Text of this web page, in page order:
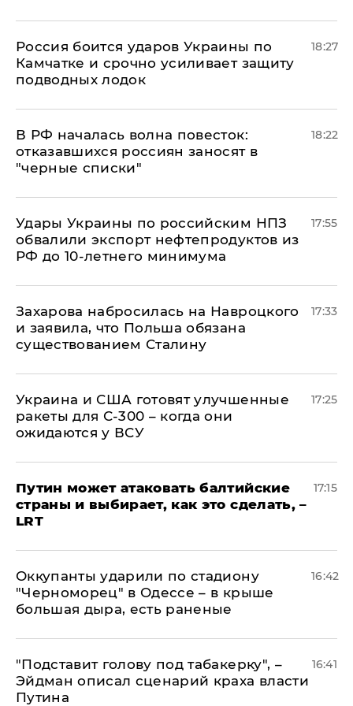
Россия боится ударов Украины по
Камчатке и срочно усиливает защиту
подводных лодок
18:27
​В РФ началась волна повесток:
отказавшихся россиян заносят в
"черные списки"
18:22
Удары Украины по российским НПЗ
обвалили экспорт нефтепродуктов из
РФ до 10-летнего минимума
17:55
​Захарова набросилась на Навроцкого
и заявила, что Польша обязана
существованием Сталину
17:33
Украина и США готовят улучшенные
ракеты для С-300 – когда они
ожидаются у ВСУ
17:25
Путин может атаковать балтийские
страны и выбирает, как это сделать, –
LRT
17:15
Оккупанты ударили по стадиону
"Черноморец" в Одессе – в крыше
большая дыра, есть раненые
16:42
​"Подставит голову под табакерку", –
Эйдман описал сценарий краха власти
Путина
16:41